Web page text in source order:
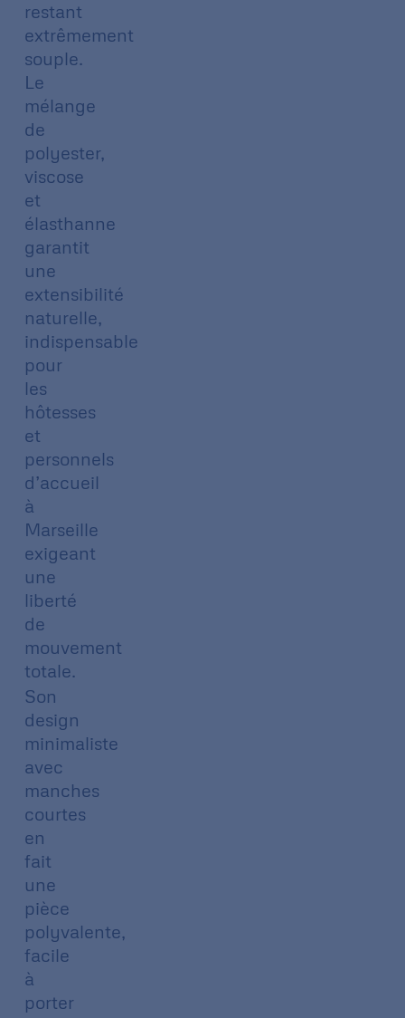
restant
extrêmement
souple.
Le
mélange
de
polyester,
viscose
et
élasthanne
garantit
une
extensibilité
naturelle,
indispensable
pour
les
hôtesses
et
personnels
d’accueil
à
Marseille
exigeant
une
liberté
de
mouvement
totale.
Son
design
minimaliste
avec
manches
courtes
en
fait
une
pièce
polyvalente,
facile
à
porter